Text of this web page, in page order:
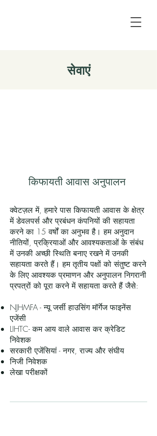
सेवाएं
किफायती आवास अनुपालन
क्वेटज़ल में, हमारे पास किफायती आवास के क्षेत्र
में डेवलपर्स और प्रबंधन कंपनियों की सहायता
करने का 15 वर्षों का अनुभव है। हम अनुदान
नीतियों, प्रक्रियाओं और आवश्यकताओं के संबंध
में उनकी अच्छी स्थिति बनाए रखने में उनकी
सहायता करते हैं। हम तृतीय पक्षों को संतुष्ट करने
के लिए आवश्यक प्रमाणन और अनुपालन निगरानी
प्रपत्रों को पूरा करने में सहायता करते हैं जैसे:
NJHMFA - न्यू जर्सी हाउसिंग मॉर्गेज फाइनेंस
एजेंसी
LIHTC- कम आय वाले आवास कर क्रेडिट
निवेशक
सरकारी एजेंसियां - नगर, राज्य और संघीय
निजी निवेशक
लेखा परीक्षकों